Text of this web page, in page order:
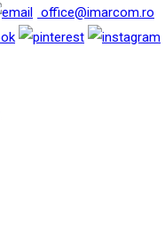
office@imarcom.ro